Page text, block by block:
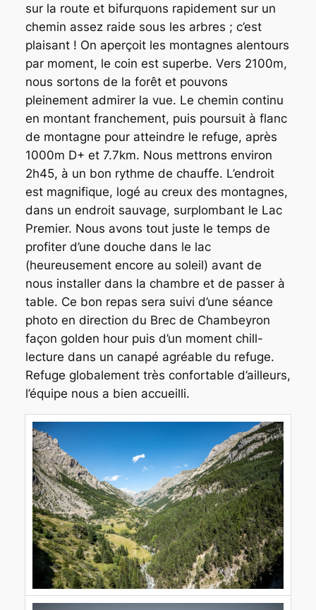
sur la route et bifurquons rapidement sur un
chemin assez raide sous les arbres ; c’est
plaisant ! On aperçoit les montagnes alentours
par moment, le coin est superbe. Vers 2100m,
nous sortons de la forêt et pouvons
pleinement admirer la vue. Le chemin continu
en montant franchement, puis poursuit à flanc
de montagne pour atteindre le refuge, après
1000m D+ et 7.7km. Nous mettrons environ
2h45, à un bon rythme de chauffe. L’endroit
est magnifique, logé au creux des montagnes,
dans un endroit sauvage, surplombant le Lac
Premier. Nous avons tout juste le temps de
profiter d’une douche dans le lac
(heureusement encore au soleil) avant de
nous installer dans la chambre et de passer à
table. Ce bon repas sera suivi d’une séance
photo en direction du Brec de Chambeyron
façon golden hour puis d’un moment chill-
lecture dans un canapé agréable du refuge.
Refuge globalement très confortable d’ailleurs,
l’équipe nous a bien accueilli.